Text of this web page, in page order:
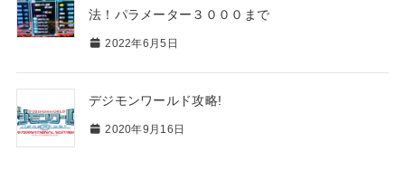
法！パラメーター３０００まで
2022年6月5日
デジモンワールド攻略!
2020年9月16日